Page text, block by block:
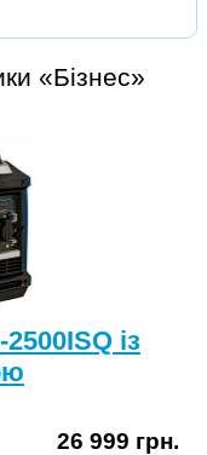
«Бізнес»
із
26 999 грн.